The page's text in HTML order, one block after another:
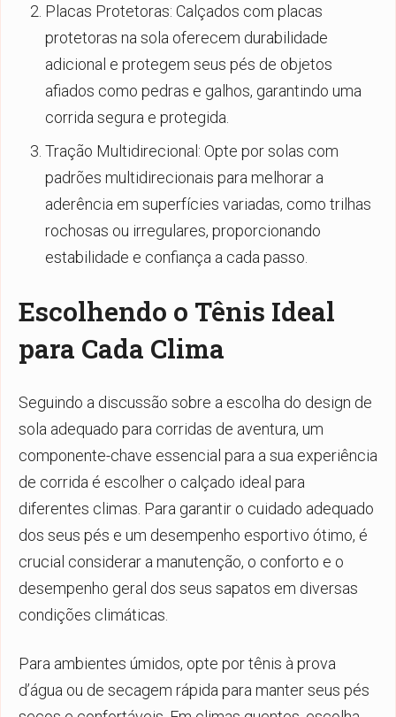
Placas Protetoras: Calçados com placas
protetoras na sola oferecem durabilidade
adicional e protegem seus pés de objetos
afiados como pedras e galhos, garantindo uma
corrida segura e protegida.
Tração Multidirecional: Opte por solas com
padrões multidirecionais para melhorar a
aderência em superfícies variadas, como trilhas
rochosas ou irregulares, proporcionando
estabilidade e confiança a cada passo.
Escolhendo o Tênis Ideal
para Cada Clima
Seguindo a discussão sobre a escolha do design de
sola adequado para corridas de aventura, um
componente-chave essencial para a sua experiência
de corrida é escolher o calçado ideal para
diferentes climas. Para garantir o cuidado adequado
dos seus pés e um desempenho esportivo ótimo, é
crucial considerar a manutenção, o conforto e o
desempenho geral dos seus sapatos em diversas
condições climáticas.
Para ambientes úmidos, opte por tênis à prova
d’água ou de secagem rápida para manter seus pés